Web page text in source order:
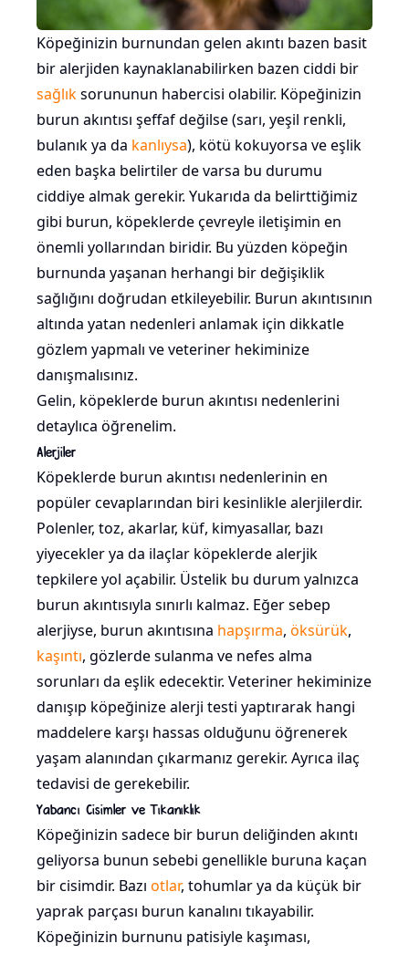
Köpeğinizin burnundan gelen akıntı bazen basit
bir alerjiden kaynaklanabilirken bazen ciddi bir
sağlıksorununun habercisi olabilir. Köpeğinizin
burun akıntısı şeffaf değilse (sarı, yeşil renkli,
bulanık ya da kanlıysa), kötü kokuyorsa ve eşlik
eden başka belirtiler de varsa bu durumu
ciddiye almak gerekir. Yukarıda da belirttiğimiz
gibi burun, köpeklerde çevreyle iletişimin en
önemli yollarından biridir. Bu yüzden köpeğin
burnunda yaşanan herhangi bir değişiklik
sağlığını doğrudan etkileyebilir. Burun akıntısının
altında yatan nedenleri anlamak için dikkatle
gözlem yapmalı ve veteriner hekiminize
danışmalısınız.
Gelin, köpeklerde burun akıntısı nedenlerini
detaylıca öğrenelim.
Alerjiler
Köpeklerde burun akıntısı nedenlerinin en
popüler cevaplarından biri kesinlikle alerjilerdir.
Polenler, toz, akarlar, küf, kimyasallar, bazı
yiyecekler ya da ilaçlar köpeklerde alerjik
tepkilere yol açabilir. Üstelik bu durum yalnızca
burun akıntısıyla sınırlı kalmaz. Eğer sebep
alerjiyse, burun akıntısına hapşırma, öksürük,
kaşıntı, gözlerde sulanma ve nefes alma
sorunları da eşlik edecektir. Veteriner hekiminize
danışıp köpeğinize alerji testi yaptırarak hangi
maddelere karşı hassas olduğunu öğrenerek
yaşam alanından çıkarmanız gerekir. Ayrıca ilaç
tedavisi de gerekebilir.
Yabancı Cisimler ve Tıkanıklık
Köpeğinizin sadece bir burun deliğinden akıntı
geliyorsa bunun sebebi genellikle buruna kaçan
bir cisimdir. Bazı otlar, tohumlar ya da küçük bir
yaprak parçası burun kanalını tıkayabilir.
Köpeğinizin burnunu patisiyle kaşıması,